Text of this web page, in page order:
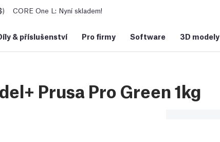
CORE One L: Nyní skladem!
& příslušenství Pro firmy Software 3D modely
Prusa Pro Green 1kg